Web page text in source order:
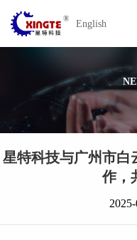
English
星特科技与广州市白
作，